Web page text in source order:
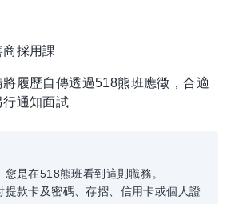
商採用課
將履歷自傳透過518熊班應徵，合適
行通知面試
您是在518熊班看到這則職務。
提款卡及密碼、存摺、信用卡或個人證